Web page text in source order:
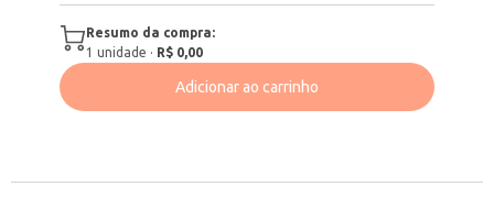
Resumo da compra:
1 unidade · R$ 0,00
Adicionar ao carrinho